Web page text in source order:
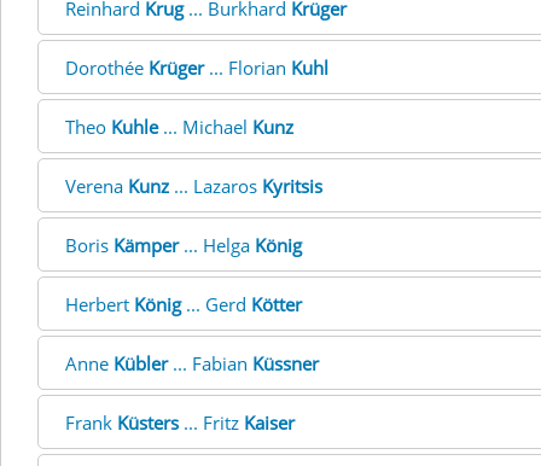
Reinhard Krug... Burkhard Krüger
Dorothée Krüger... Florian Kuhl
Theo Kuhle... Michael Kunz
Verena Kunz ... Lazaros Kyritsis
Boris Kämper... Helga König
Herbert König... Gerd Kötter
Anne Kübler... Fabian Küssner
Frank Küsters ... Fritz Kaiser